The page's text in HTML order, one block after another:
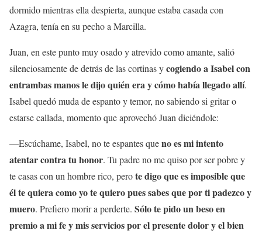
dormido mientras ella despierta, aunque estaba casada con
Azagra, tenía en su pecho a Marcilla.
Juan, en este punto muy osado y atrevido como amante, salió
silenciosamente de detrás de las cortinas ycogiendo a Isabel con
entrambas manos le dijo quién era y cómo había llegado allí.
Isabel quedó muda de espanto y temor, no sabiendo si gritar o
estarse callada, momento que aprovechó Juan diciéndole:
—Escúchame, Isabel, no te espantes queno es mi intento
atentar contra tu honor. Tu padre no me quiso por ser pobre y
te casas con un hombre rico, perote digo que es imposible que
él te quiera como yo te quiero pues sabes que por ti padezco y
muero. Prefiero morir a perderte. Sólo te pido un beso en
premio a mi fe y mis servicios por el presente dolor y el bien